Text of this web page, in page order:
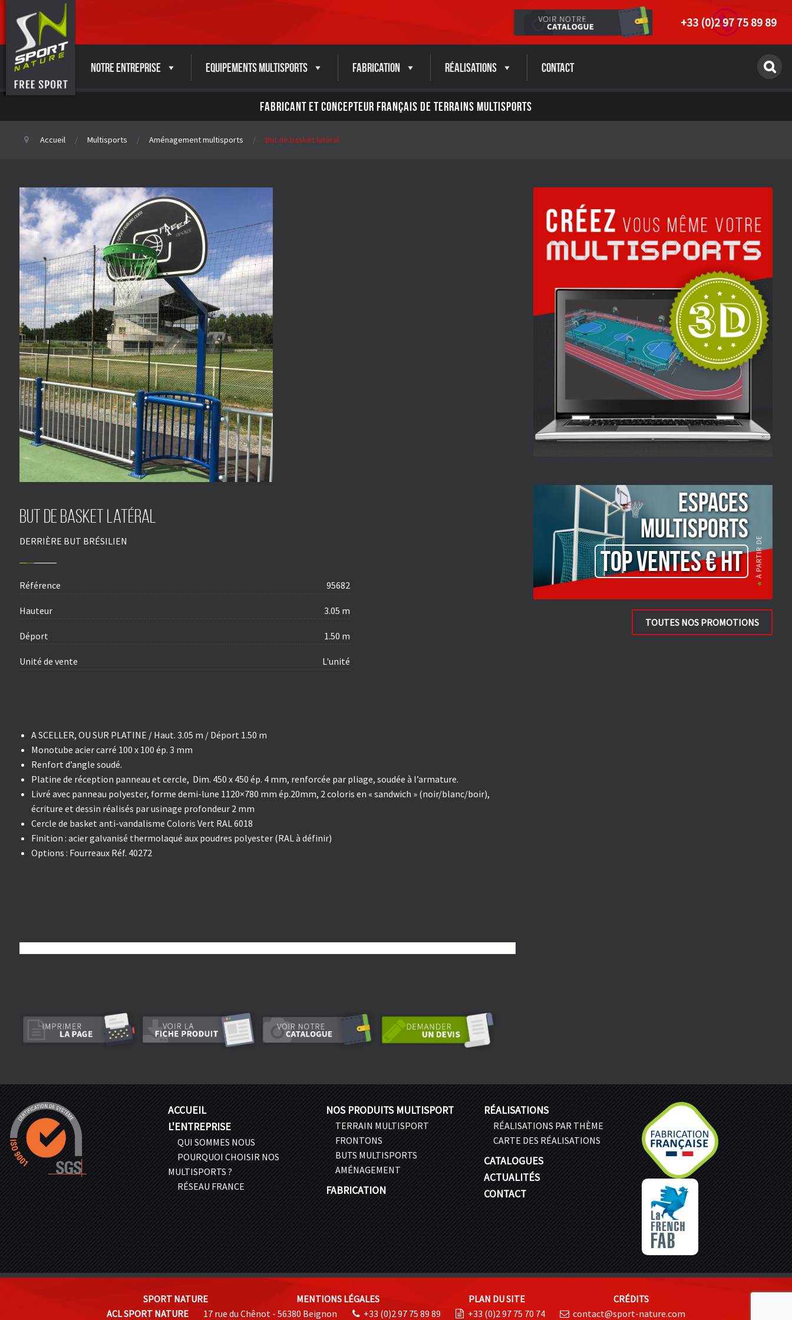
+33 (0)2 97 75 89 89
Notre entreprise Equipements Multisports Fabrication Réalisations Contact
FABRICANT ET CONCEPTEUR FRANÇAIS DE TERRAINS MULTISPORTS
Accueil Multisports Aménagement multisports But de basket latéral
But de basket latéral
DERRIÈRE BUT BRÉSILIEN
Référence 95682
Hauteur 3.05 m
Déport 1.50 m
Unité de vente L'unité
A SCELLER, OU SUR PLATINE / Haut. 3.05 m / Déport 1.50 m
Monotube acier carré 100 x 100 ép. 3 mm
Renfort d’angle soudé.
Platine de réception panneau et cercle, Dim. 450 x 450 ép. 4 mm, renforcée par pliage, soudée à l’armature.
Livré avec panneau polyester, forme demi-lune 1120×780 mm ép.20mm, 2 coloris en « sandwich » (noir/blanc/boir),
écriture et dessin réalisés par usinage profondeur 2 mm
Cercle de basket anti-vandalisme Coloris Vert RAL 6018
Finition : acier galvanisé thermolaqué aux poudres polyester (RAL à définir)
Options : Fourreaux Réf. 40272
ESPACES
Multisports
TOP VENTES € HT
TOUTES NOS PROMOTIONS
ACCUEIL
L'ENTREPRISE
QUI SOMMES NOUS
POURQUOI CHOISIR NOS
MULTISPORTS ?
RÉSEAU FRANCE
NOS PRODUITS MULTISPORT
TERRAIN MULTISPORT
FRONTONS
BUTS MULTISPORTS
AMÉNAGEMENT
FABRICATION
RÉALISATIONS
RÉALISATIONS PAR THÈME
CARTE DES RÉALISATIONS
CATALOGUES
ACTUALITÉS
CONTACT
SPORT NATURE MENTIONS LÉGALES PLAN DU SITE
CRÉDITS
ACL SPORT NATURE
17 rue du Chênot - 56380 Beignon +33 (0)2 97 75 89 89 +33 (0)2 97 75 70 74 contact@sport-nature.com